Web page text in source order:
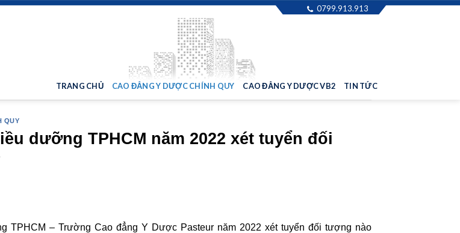
0799.913.913
TRANG CHỦ CAO ĐẲNG Y DƯỢC CHÍNH QUY CAO ĐẲNG Y DƯỢC VB2 TIN TỨC
QUY
dưỡng TPHCM năm 2022 xét tuyển đối
TPHCM – Trường Cao đẳng Y Dược Pasteur năm 2022 xét tuyển đối tượng nào